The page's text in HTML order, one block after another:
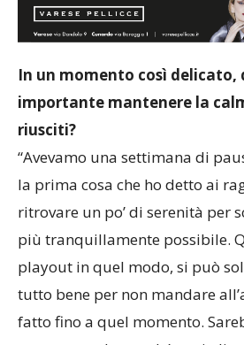
In un momento così
importante mantenere la
riusciti?
“Avevamo una settimana di
la prima cosa che ho detto ai
ritrovare un po’ di serenità per
più tranquillamente possibile.
playout in quel modo, si può
tutto bene per non mandare